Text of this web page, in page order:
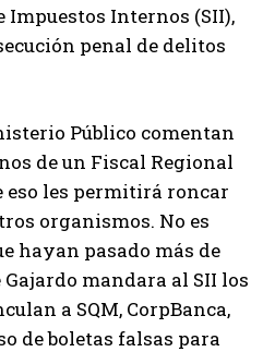
Impuestos Internos (SII),
penal de delitos
Público comentan
de un Fiscal Regional
eso les permitirá roncar
organismos. No es
hayan pasado más de
Gajardo mandara al SII los
a SQM, CorpBanca,
de boletas falsas para